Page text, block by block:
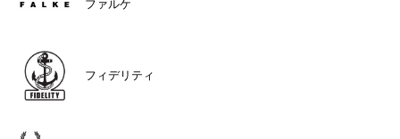
ファルケ
フィデリティ